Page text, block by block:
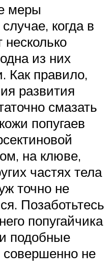
меры
когда в
из них
Как правило,
развития
смазать
попугаев
на клюве,
частях тела
точно не
Позаботьтесь
попугайчика
подобные
совершенно не